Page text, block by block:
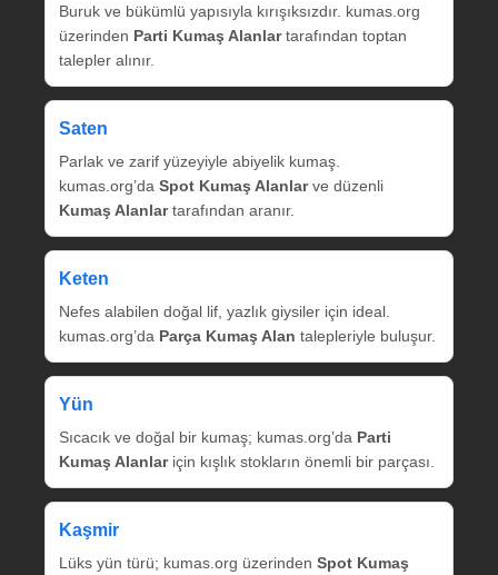
Buruk ve bükümlü yapısıyla kırışıksızdır. kumas.org
üzerinden Parti Kumaş Alanlartarafından toptan
talepler alınır.
Saten
Parlak ve zarif yüzeyiyle abiyelik kumaş.
kumas.org’da Spot Kumaş Alanlarve düzenli
Kumaş Alanlartarafından aranır.
Keten
Nefes alabilen doğal lif, yazlık giysiler için ideal.
kumas.org’da Parça Kumaş Alan talepleriyle buluşur.
Yün
Sıcacık ve doğal bir kumaş; kumas.org’da Parti
Kumaş Alanlariçin kışlık stokların önemli bir parçası.
Kaşmir
Lüks yün türü; kumas.org üzerinden Spot Kumaş